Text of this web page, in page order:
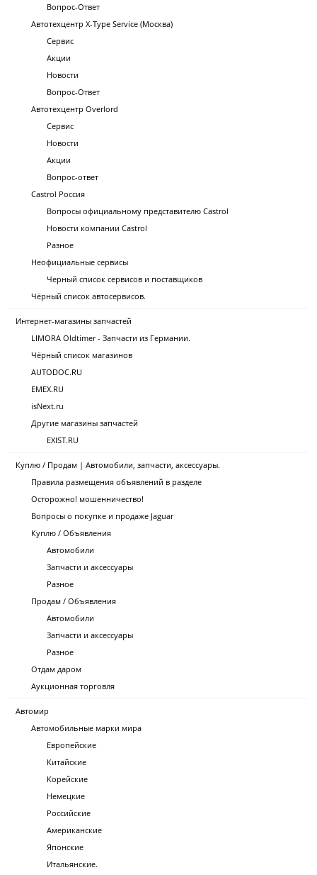
Вопрос-Ответ
Автотехцентр X-Type Service (Москва)
Сервис
Акции
Новости
Вопрос-Ответ
Автотехцентр Overlord
Сервис
Новости
Акции
Вопрос-ответ
Castrol Россия
Вопросы официальному представителю Castrol
Новости компании Castrol
Разное
Неофициальные сервисы
Черный список сервисов и поставщиков
Чёрный список автосервисов.
Интернет-магазины запчастей
LIMORA Oldtimer - Запчасти из Германии.
Чёрный список магазинов
AUTODOC.RU
EMEX.RU
isNext.ru
Другие магазины запчастей
EXIST.RU
Куплю / Продам | Автомобили, запчасти, аксессуары.
Правила размещения объявлений в разделе
Осторожно! мошенничество!
Вопросы о покупке и продаже Jaguar
Куплю / Объявления
Автомобили
Запчасти и аксессуары
Разное
Продам / Объявления
Автомобили
Запчасти и аксессуары
Разное
Отдам даром
Аукционная торговля
Автомир
Автомобильные марки мира
Европейские
Китайские
Корейские
Немецкие
Российские
Американские
Японские
Итальянские.